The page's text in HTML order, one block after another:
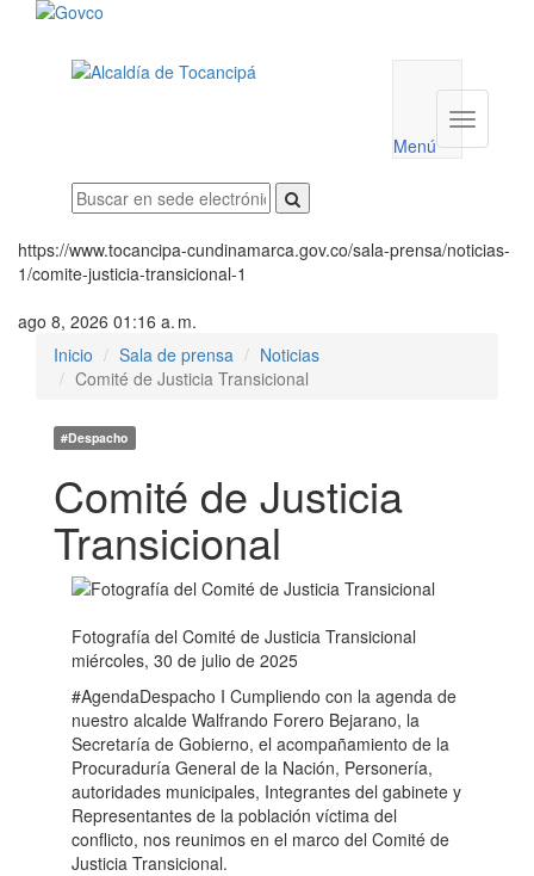
utilidades
Menú
Menú
https://www.tocancipa-cundinamarca.gov.co/sala-prensa/noticias-
1/comite-justicia-transicional-1
ago 8, 2026 01:16 a. m.
Inicio
Sala de prensa
Noticias
Comité de Justicia Transicional
#Despacho
Comité de Justicia
Transicional
Fotografía del Comité de Justicia Transicional
miércoles, 30 de julio de 2025
#AgendaDespacho I Cumpliendo con la agenda de
nuestro alcalde Walfrando Forero Bejarano, la
Secretaría de Gobierno, el acompañamiento de la
Procuraduría General de la Nación, Personería,
autoridades municipales, Integrantes del gabinete y
Representantes de la población víctima del
conflicto, nos reunimos en el marco del Comité de
Justicia Transicional.